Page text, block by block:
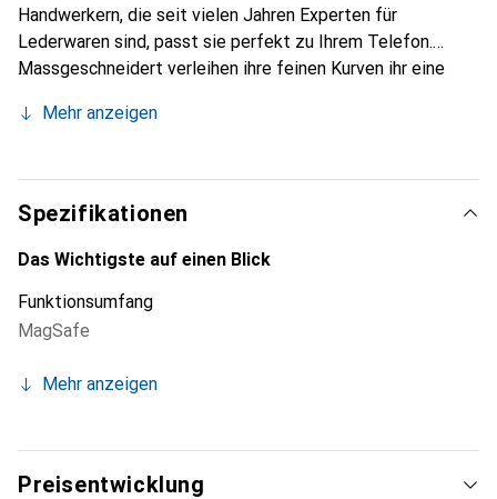
Handwerkern, die seit vielen Jahren Experten für
Lederwaren sind, passt sie perfekt zu Ihrem Telefon.
Massgeschneidert verleihen ihre feinen Kurven ihr eine
unverzichtbaren Accessoire für Ihr Smartphone.
die Marke Noreve eine sichere Wahl für eine
anspruchsvolle Kundschaft.
Mehr anzeigen
Spezifikationen
Das Wichtigste auf einen Blick
Funktionsumfang
MagSafe
Mehr anzeigen
Preisentwicklung